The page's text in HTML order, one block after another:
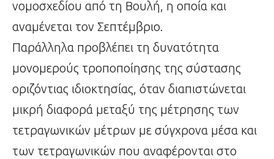
νομοσχεδίου από τη Βουλή, η οποία και
αναμένεται τον Σεπτέμβριο.
Παράλληλα προβλέπει τη δυνατότητα
μονομερούς τροποποίησης της σύστασης
οριζόντιας ιδιοκτησίας, όταν διαπιστώνεται
μικρή διαφορά μεταξύ της μέτρησης των
τετραγωνικών μέτρων με σύγχρονα μέσα και
των τετραγωνικών που αναφέρονται στο